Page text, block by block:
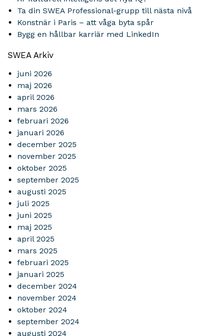
Ta din SWEA Professional-grupp till nästa nivå
Konstnär i Paris – att våga byta spår
Bygg en hållbar karriär med LinkedIn
SWEA Arkiv
juni 2026
maj 2026
april 2026
mars 2026
februari 2026
januari 2026
december 2025
november 2025
oktober 2025
september 2025
augusti 2025
juli 2025
juni 2025
maj 2025
april 2025
mars 2025
februari 2025
januari 2025
december 2024
november 2024
oktober 2024
september 2024
augusti 2024